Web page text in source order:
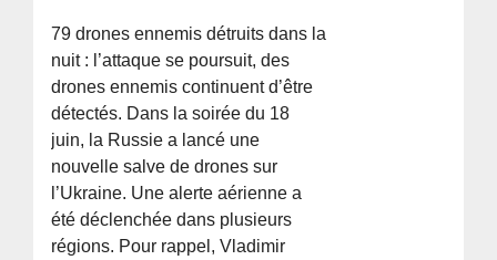
79 drones ennemis détruits dans la
nuit : l’attaque se poursuit, des
drones ennemis continuent d’être
détectés. Dans la soirée du 18
juin, la Russie a lancé une
nouvelle salve de drones sur
l’Ukraine. Une alerte aérienne a
été déclenchée dans plusieurs
régions. Pour rappel, Vladimir